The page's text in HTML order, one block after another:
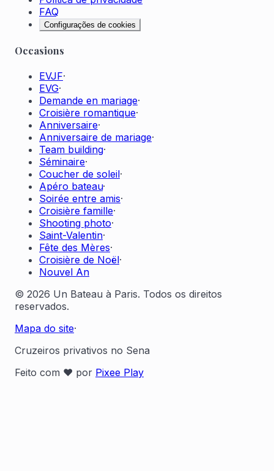
FAQ
Configurações de cookies
Occasions
EVJF·
EVG·
Demande en mariage·
Croisière romantique·
Anniversaire·
Anniversaire de mariage·
Team building·
Séminaire·
Coucher de soleil·
Apéro bateau·
Soirée entre amis·
Croisière famille·
Shooting photo·
Saint-Valentin·
Fête des Mères·
Croisière de Noël·
Nouvel An
© 2026 Un Bateau à Paris. Todos os direitos
reservados.
Mapa do site·
Cruzeiros privativos no Sena
Feito com ❤️ por Pixee Play